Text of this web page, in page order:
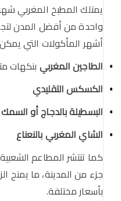
يمتلك المطبخ المغربي
واحدة من أفضل المدن
أشهر المأكولات التي
الطاجين المغربيبنكهات
الكسكس التقليدي
البسطيلة بالدجاج أو السمك
الشاي المغربي بالنعناع
كما تنتشر المطاعم
جزء من المدينة، ما يمنح
بأسعار مختلفة.